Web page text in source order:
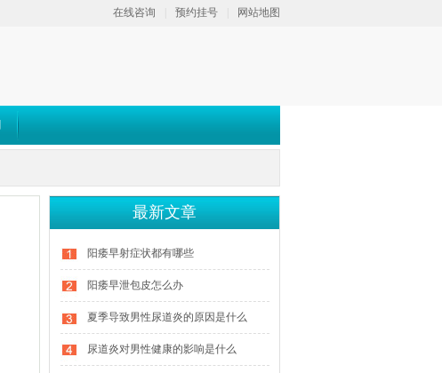
在线咨询 预约挂号 网站地图
最新文章
阳痿早射症状都有哪些
阳痿早泄包皮怎么办
夏季导致男性尿道炎的原因是什么
尿道炎对男性健康的影响是什么